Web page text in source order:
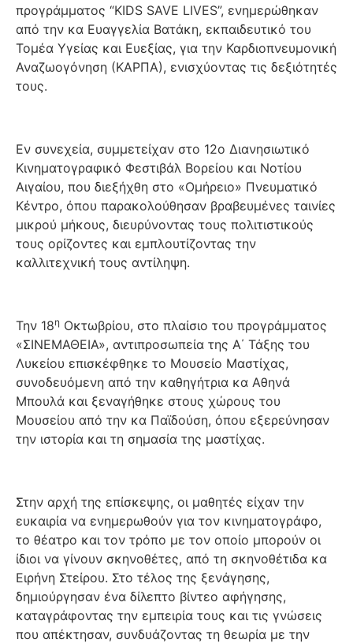
προγράμματος “KIDS SAVE LIVES”, ενημερώθηκαν
από την κα Ευαγγελία Βατάκη, εκπαιδευτικό του
Τομέα Υγείας και Ευεξίας, για την Καρδιοπνευμονική
Αναζωογόνηση (ΚΑΡΠΑ), ενισχύοντας τις δεξιότητές
τους.
Εν συνεχεία, συμμετείχαν στο 12ο Διανησιωτικό
Κινηματογραφικό Φεστιβάλ Βορείου και Νοτίου
Αιγαίου, που διεξήχθη στο «Ομήρειο» Πνευματικό
Κέντρο, όπου παρακολούθησαν βραβευμένες ταινίες
μικρού μήκους, διευρύνοντας τους πολιτιστικούς
τους ορίζοντες και εμπλουτίζοντας την
καλλιτεχνική τους αντίληψη.
Την 18η Οκτωβρίου, στο πλαίσιο του προγράμματος
«ΣΙΝΕΜΑΘΕΙΑ», αντιπροσωπεία της Α΄ Τάξης του
Λυκείου επισκέφθηκε το Μουσείο Μαστίχας,
συνοδευόμενη από την καθηγήτρια κα Αθηνά
Μπουλά και ξεναγήθηκε στους χώρους του
Μουσείου από την κα Παϊδούση, όπου εξερεύνησαν
την ιστορία και τη σημασία της μαστίχας.
Στην αρχή της επίσκεψης, οι μαθητές είχαν την
ευκαιρία να ενημερωθούν για τον κινηματογράφο,
το θέατρο και τον τρόπο με τον οποίο μπορούν οι
ίδιοι να γίνουν σκηνοθέτες, από τη σκηνοθέτιδα κα
Ειρήνη Στείρου. Στο τέλος της ξενάγησης,
δημιούργησαν ένα δίλεπτο βίντεο αφήγησης,
καταγράφοντας την εμπειρία τους και τις γνώσεις
που απέκτησαν, συνδυάζοντας τη θεωρία με την